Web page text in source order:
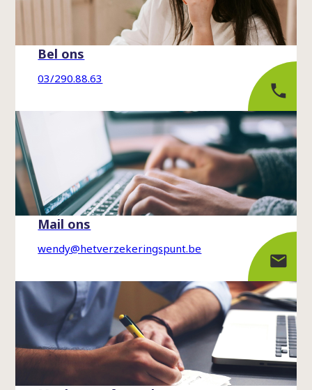
Bel ons
03/290.88.63
Mail ons
wendy@hetverzekeringspunt.be